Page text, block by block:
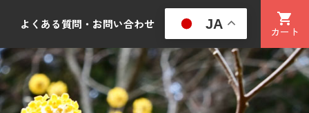
よくある質問・お問い合わせ JA
カート